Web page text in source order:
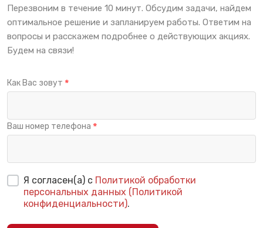
Перезвоним в течение 10 минут. Обсудим задачи, найдем
оптимальное решение и запланируем работы. Ответим на
вопросы и расскажем подробнее о действующих акциях.
Будем на связи!
Как Вас зовут
Ваш номер телефона
Я согласен(а) с Политикой обработки
персональных данных (Политикой
конфиденциальности).